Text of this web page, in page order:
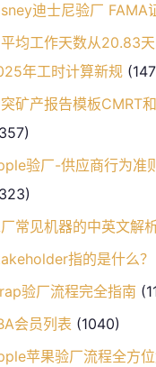
迪士尼验厂 FAMA
均工作天数从20.83
年工时计算新规
矿产报告模板CMRT
验厂-供应商行为准
常见机器的中英文解
指的是什么？
验厂流程完全指南
会员列表 (1040)
苹果验厂流程全方